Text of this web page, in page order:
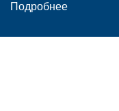
Подробнее